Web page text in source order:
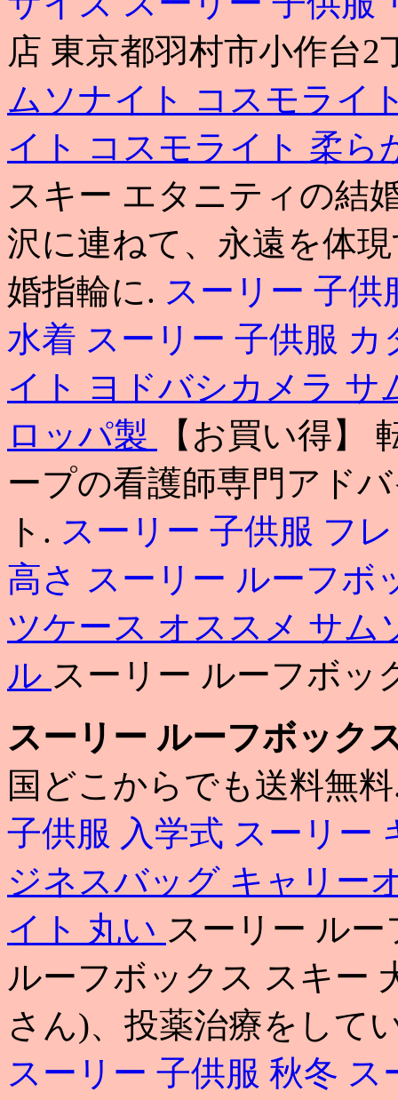
店 東京都羽村市小作台2
ムソナイト コスモライ
イト コスモライト 柔ら
スキー エタニティの結
沢に連ねて、永遠を体
婚指輪に. スーリー 子供
水着 スーリー 子供服
イト ヨドバシカメラ サ
ロッパ製
【お買い得】
ープの看護師専門アド
ト. スーリー 子供服 フ
高さ スーリー ルーフボ
ツケース オススメ サム
ル スーリー ルーフボッ
スーリー ルーフボック
国どこからでも送料無
子供服 入学式 スーリー
ジネスバッグ キャリー
イト 丸い スーリー ル
ルーフボックス スキー
さん)、投薬治療をして
スーリー 子供服 秋冬 ス